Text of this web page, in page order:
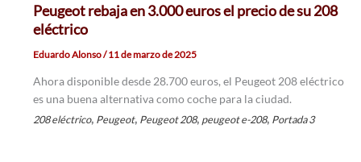
Peugeot rebaja en 3.000 euros el precio de su 208
eléctrico
Eduardo Alonso/11 de marzo de 2025
Ahora disponible desde 28.700 euros, el Peugeot 208 eléctrico
es una buena alternativa como coche para la ciudad.
208 eléctrico, Peugeot, Peugeot 208, peugeot e-208, Portada 3